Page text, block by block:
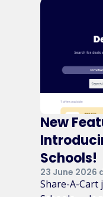
New
Schools!
23 June 2026
Share-A-Cart